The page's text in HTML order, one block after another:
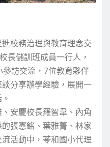
進校務治理與教育理念交
長儲訓班成員一行人，
訪交流，7位教育夥伴
分享辦學經驗，展開一
安慶校長羅智韋、內角
張憲銘、葉雅菁、林家
活動中，苓和國小代理